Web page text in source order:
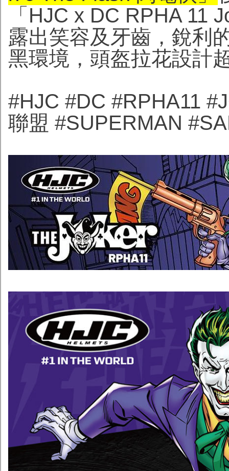
「HJC x DC RPHA 11
露出笑容及牙齒，銳利
黑環境，頭盔拉花設計
#HJC #DC #RPHA11
聯盟 #SUPERMAN